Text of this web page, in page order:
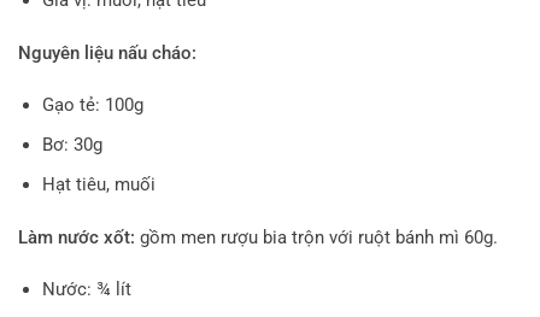
Nguyên liệu nấu cháo:
Gạo tẻ: 100g
Bơ: 30g
Hạt tiêu, muối
Làm nước xốt: gồm men rượu bia trộn với ruột bánh mì 60g.
Nước: ¾ lít